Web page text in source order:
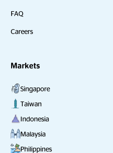
FAQ
Careers
Markets
Singapore
Taiwan
Indonesia
Malaysia
Philippines